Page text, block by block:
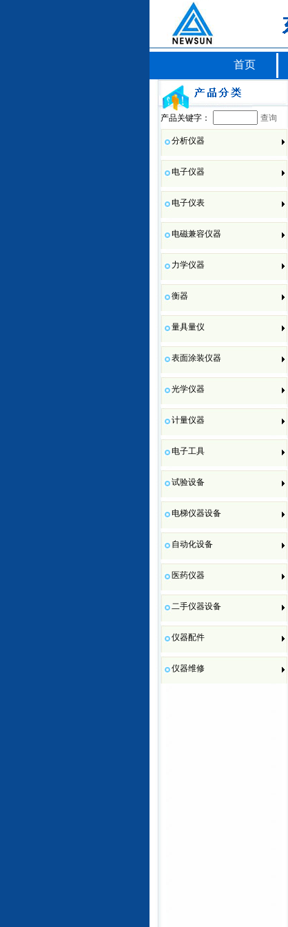
首页
产品关键字： 查询
分析仪器
电子仪器
电子仪表
电磁兼容仪器
力学仪器
衡器
量具量仪
表面涂装仪器
光学仪器
计量仪器
电子工具
试验设备
电梯仪器设备
自动化设备
医药仪器
二手仪器设备
仪器配件
仪器维修